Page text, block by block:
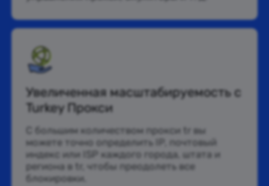
Увеличенная масштабируемость с
Turkey Прокси
С большим количеством прокси tr вы
можете точно определить IP, почтовый
индекс или ISP каждого города, штата и
региона в tr, чтобы преодолеть все
блокировки.